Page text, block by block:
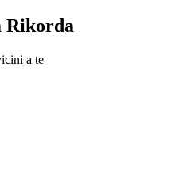
Rikorda
a te